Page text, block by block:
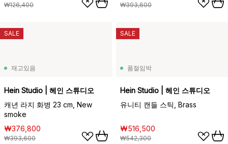
₩126,400 ₩393,600
재고있음
Hein Studio | 헤인 스튜디오
캐년 라지 화병 23 cm, New
smoke
₩376,800
₩393,600
SALE
품절임박
Hein Studio | 헤인 스튜디오
유니티 캔들 스틱, Brass
₩516,500
₩542,300
SALE